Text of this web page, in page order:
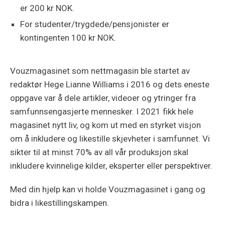
er 200 kr NOK.
For studenter/trygdede/pensjonister er
kontingenten 100 kr NOK.
Vouzmagasinet som nettmagasin ble startet av
redaktør Hege Lianne Williams i 2016 og dets eneste
oppgave var å dele artikler, videoer og ytringer fra
samfunnsengasjerte mennesker. I 2021 fikk hele
magasinet nytt liv, og kom ut med en styrket visjon
om å inkludere og likestille skjevheter i samfunnet. Vi
sikter til at minst 70% av all vår produksjon skal
inkludere kvinnelige kilder, eksperter eller perspektiver.
Med din hjelp kan vi holde Vouzmagasinet i gang og
bidra i likestillingskampen.